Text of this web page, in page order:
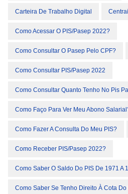
Carteira De Trabalho Digital
Como Acessar O PIS/Pasep 2022?
Como Consultar O Pasep Pelo CPF?
Como Consultar PIS/Pasep 2022
Como Consultar Quanto Tenho No Pis
Como Faço Para Ver Meu Abono
Como Fazer A Consulta Do Meu PIS?
Como Receber PIS/Pasep 2022?
Como Saber O Saldo Do PIS De 1971 A
Como Saber Se Tenho Direito À Cota Do